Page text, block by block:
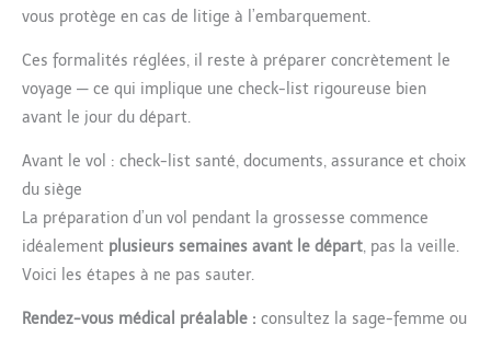
vous protège en cas de litige à l’embarquement.
Ces formalités réglées, il reste à préparer concrètement le
voyage — ce qui implique une check-list rigoureuse bien
avant le jour du départ.
Avant le vol : check-list santé, documents, assurance et choix
du siège
La préparation d’un vol pendant la grossesse commence
idéalement plusieurs semaines avant le départ, pas la veille.
Voici les étapes à ne pas sauter.
Rendez-vous médical préalable : consultez la sage-femme ou